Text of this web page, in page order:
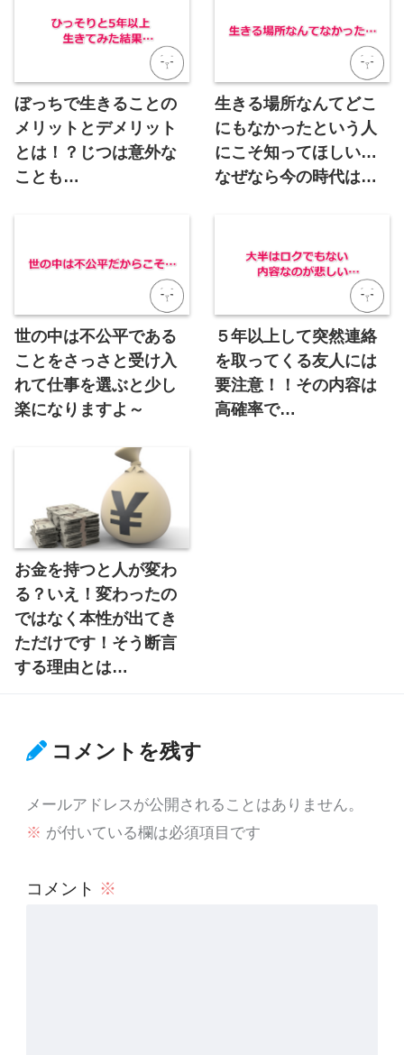
ぼっちで生きることの
メリットとデメリット
とは！？じつは意外な
ことも…
生きる場所なんてどこ
にもなかったという人
にこそ知ってほしい…
なぜなら今の時代は…
世の中は不公平である
ことをさっさと受け入
れて仕事を選ぶと少し
楽になりますよ～
５年以上して突然連絡
を取ってくる友人には
要注意！！その内容は
高確率で…
お金を持つと人が変わ
る？いえ！変わったの
ではなく本性が出てき
ただけです！そう断言
する理由とは…
コメントを残す
メールアドレスが公開されることはありません。
※ が付いている欄は必須項目です
コメント ※